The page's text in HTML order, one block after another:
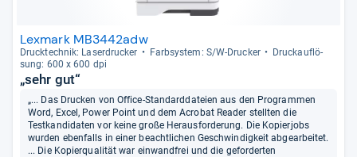
Lexmark MB3442adw
Druck­tech­nik: Laser­dru­cker Farb­sys­tem: S/W-​Dru­cker
Druck­auf­lö­
sung: 600 x 600 dpi
„sehr gut“
„... Das Drucken von Office-Standarddateien aus den Programmen
Word, Excel, Power Point und dem Acrobat Reader stellten die
Testkandidaten vor keine große Herausforderung. Die Kopierjobs
wurden ebenfalls in einer beachtlichen Geschwindigkeit abgearbeitet.
... Die Kopierqualität war einwandfrei und die geforderten